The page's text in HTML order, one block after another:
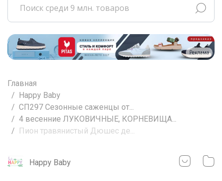
Реклама
Главная
Happy Baby
СП297 Сезонные саженцы от...
4 весенние ЛУКОВИЧНЫЕ, КОРНЕВИЩА...
Пион травянистый Дюшес де...
Happy Baby